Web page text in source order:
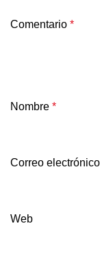
Comentario *
Nombre *
Correo electrónico
Web